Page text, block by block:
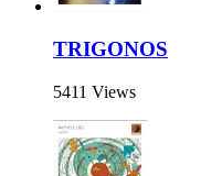
TRIGONOS
5411 Views